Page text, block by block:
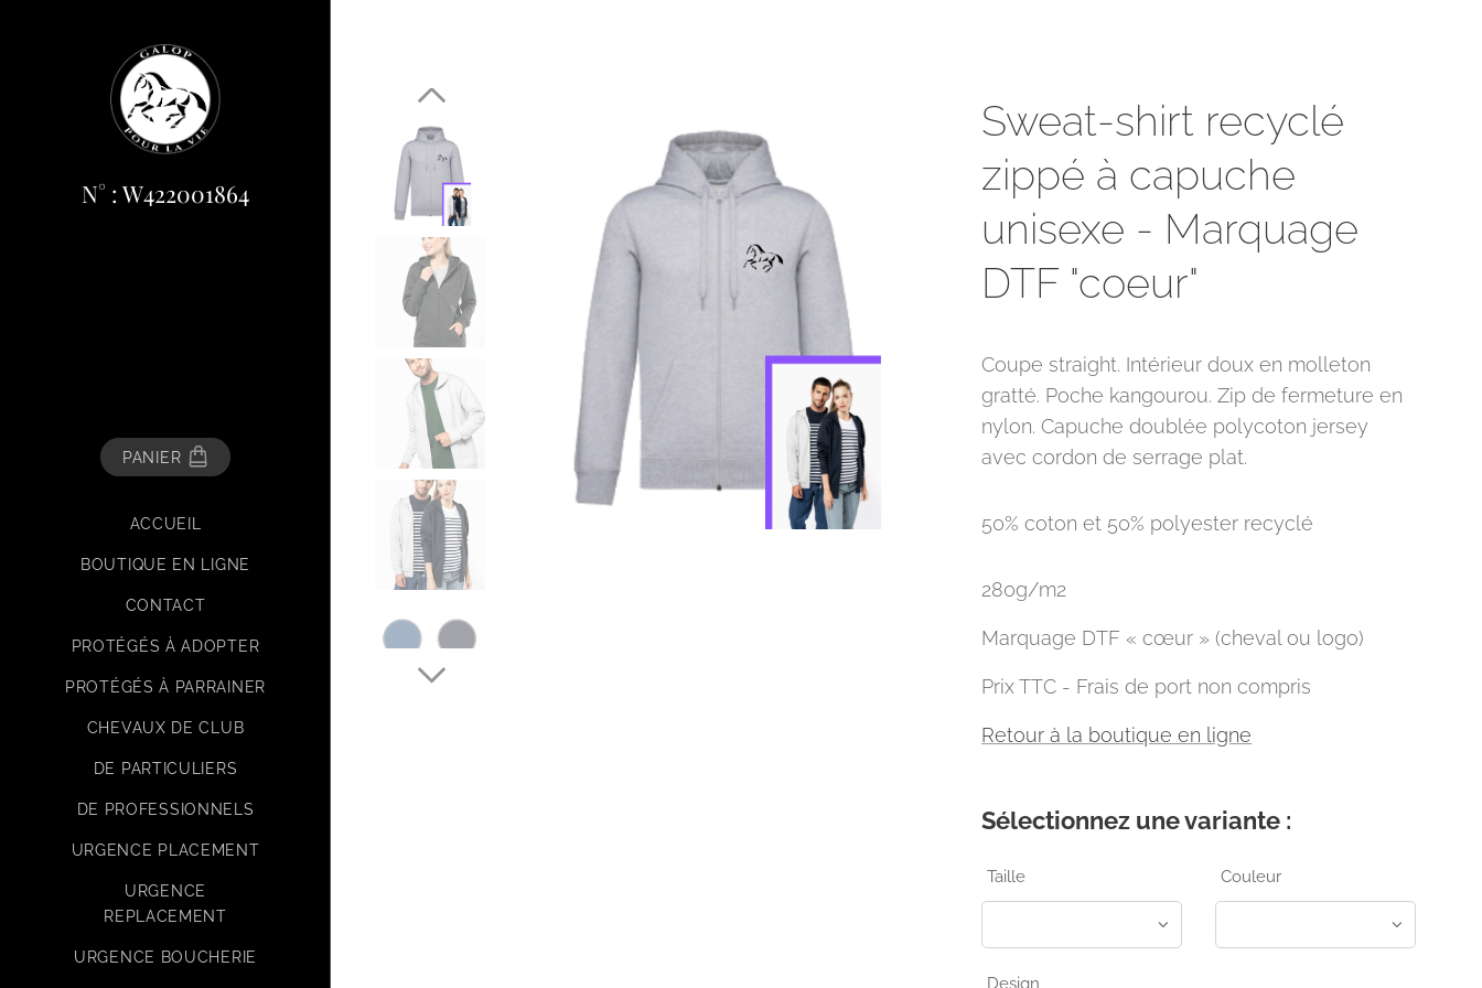
N° : W422001864
PANIER
ACCUEIL
BOUTIQUE EN LIGNE
CONTACT
PROTÉGÉS À ADOPTER
PROTÉGÉS À PARRAINER
CHEVAUX DE CLUB
DE PARTICULIERS
DE PROFESSIONNELS
URGENCE PLACEMENT
URGENCE
REPLACEMENT
URGENCE BOUCHERIE
Sweat-shirt recyclé
zippé à capuche
unisexe - Marquage
DTF "coeur"
Coupe straight. Intérieur doux en molleton
gratté. Poche kangourou. Zip de fermeture en
nylon. Capuche doublée polycoton jersey
avec cordon de serrage plat.
50% coton et 50% polyester recyclé
280g/m2
Marquage DTF « cœur » (cheval ou logo)
Prix TTC - Frais de port non compris
Retour à la boutique en ligne
Sélectionnez une variante :
Taille Couleur
Design